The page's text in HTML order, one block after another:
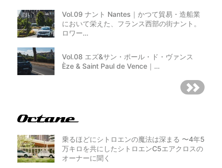
Vol.09 ナント Nantes｜かつて貿易・造船業
において栄えた、フランス西部の街ナント。
ロワー…
Vol.08 エズ&サン・ポール・ド・ヴァンス
Èze & Saint Paul de Vence｜…
乗るほどにシトロエンの魔法は深まる 〜4年5
万キロを共にしたシトロエンC5エアクロスの
オーナーに聞く